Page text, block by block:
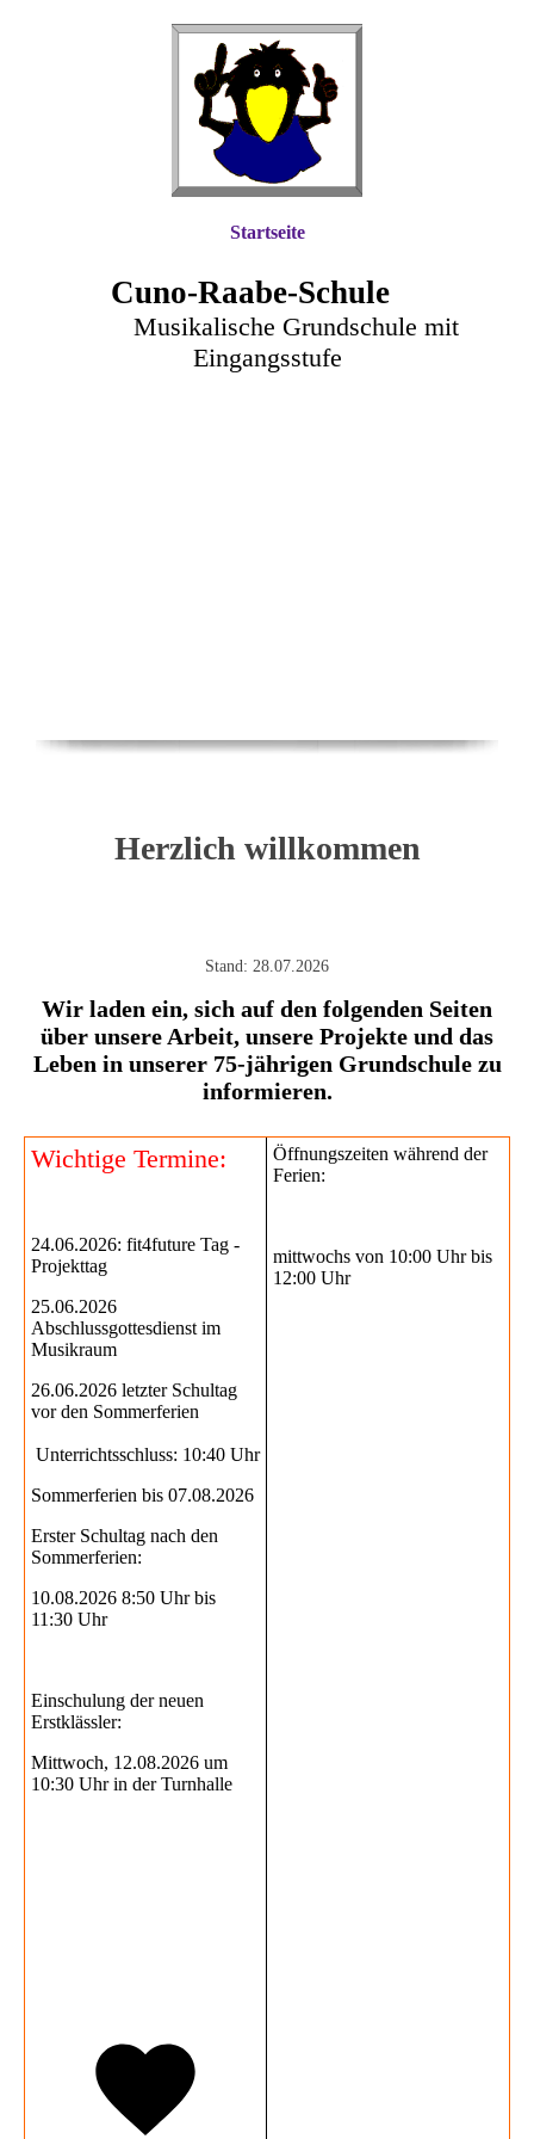
Cuno-Raabe-Schule
Musikalische Grundschule mit
Eingangsstufe
Startseite
Herzlich willkommen
Stand: 28.07.2026
Wir laden ein, sich auf den folgenden Seiten
über unsere Arbeit, unsere Projekte und das
Leben in unserer 75-jährigen Grundschule zu
informieren.
Wichtige Termine:
24.06.2026: fit4future Tag -
Projekttag
25.06.2026
Abschlussgottesdienst im
Musikraum
26.06.2026 letzter Schultag
vor den Sommerferien
Unterrichtsschluss: 10:40 Uhr
Sommerferien bis 07.08.2026
Erster Schultag nach den
Sommerferien:
10.08.2026 8:50 Uhr bis
11:30 Uhr
Einschulung der neuen
Erstklässler:
Mittwoch, 12.08.2026 um
10:30 Uhr in der Turnhalle
Öffnungszeiten während der
Ferien:
mittwochs von 10:00 Uhr bis
12:00 Uhr